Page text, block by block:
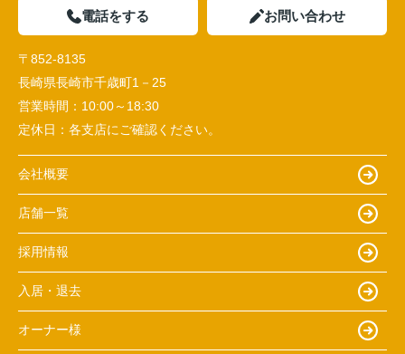
電話をする お問い合わせ
〒852-8135
長崎県長崎市千歳町1－25
営業時間： 10:00～18:30
定休日： 各支店にご確認ください。
会社概要
店舗一覧
採用情報
入居・退去
オーナー様